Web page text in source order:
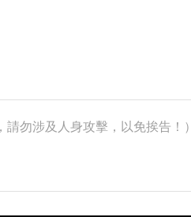
勿涉及人身攻擊，以免挨告！）